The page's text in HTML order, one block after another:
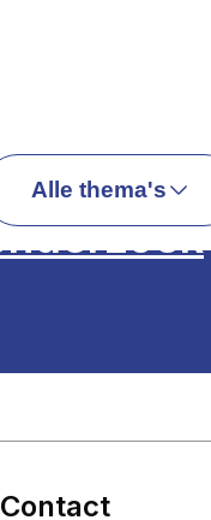
Alle thema's
Contact